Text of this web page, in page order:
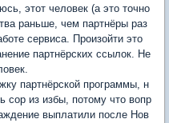
этот человек (а это точно
раньше, чем партнёры раз
сервиса. Произойти это
партнёрских ссылок. Не
партнёрской программы, н
сор из избы, потому что вопр
выплатили после Нов